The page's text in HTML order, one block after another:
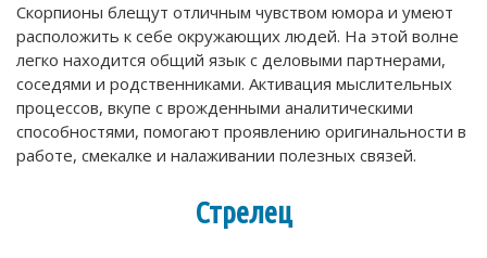
Скорпионы блещут отличным чувством юмора и умеют
расположить к себе окружающих людей. На этой волне
легко находится общий язык с деловыми партнерами,
соседями и родственниками. Активация мыслительных
процессов, вкупе с врожденными аналитическими
способностями, помогают проявлению оригинальности в
работе, смекалке и налаживании полезных связей.
Стрелец